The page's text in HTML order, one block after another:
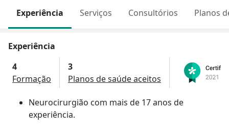
Experiência Serviços Consultórios Planos
Experiência
4
Formação
3
Planos de saúde aceitos
Neurocirurgião com mais de 17 anos de
experiência.